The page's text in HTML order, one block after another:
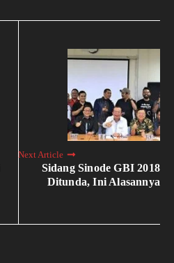
Next Article
Sidang Sinode GBI 2018
Ditunda, Ini Alasannya